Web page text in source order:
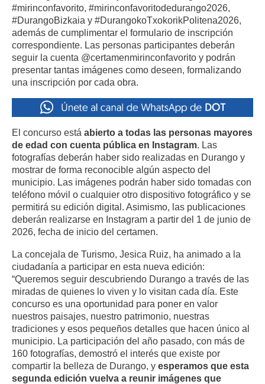
#mirinconfavorito, #mirinconfavoritodedurango2026,
#DurangoBizkaia y #DurangokoTxokorikPolitena2026,
además de cumplimentar el formulario de inscripción
correspondiente. Las personas participantes deberán
seguir la cuenta @certamenmirinconfavorito y podrán
presentar tantas imágenes como deseen, formalizando
una inscripción por cada obra.
El concurso está abierto a todas las personas mayores
de edad con cuenta pública en Instagram. Las
fotografías deberán haber sido realizadas en Durango y
mostrar de forma reconocible algún aspecto del
municipio. Las imágenes podrán haber sido tomadas con
teléfono móvil o cualquier otro dispositivo fotográfico y se
permitirá su edición digital. Asimismo, las publicaciones
deberán realizarse en Instagram a partir del 1 de junio de
2026, fecha de inicio del certamen.
La concejala de Turismo, Jesica Ruiz, ha animado a la
ciudadanía a participar en esta nueva edición:
“Queremos seguir descubriendo Durango a través de las
miradas de quienes lo viven y lo visitan cada día. Este
concurso es una oportunidad para poner en valor
nuestros paisajes, nuestro patrimonio, nuestras
tradiciones y esos pequeños detalles que hacen único al
municipio. La participación del año pasado, con más de
160 fotografías, demostró el interés que existe por
compartir la belleza de Durango, y esperamos que esta
segunda edición vuelva a reunir imágenes que